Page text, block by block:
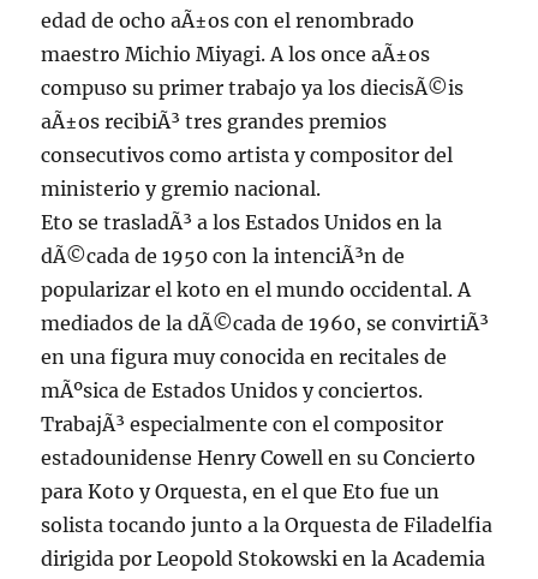
edad de ocho aÃ±os con el renombrado
maestro Michio Miyagi. A los once aÃ±os
compuso su primer trabajo ya los diecisÃ©is
aÃ±os recibiÃ³ tres grandes premios
consecutivos como artista y compositor del
ministerio y gremio nacional.
Eto se trasladÃ³ a los Estados Unidos en la
dÃ©cada de 1950 con la intenciÃ³n de
popularizar el koto en el mundo occidental. A
mediados de la dÃ©cada de 1960, se convirtiÃ³
en una figura muy conocida en recitales de
mÃºsica de Estados Unidos y conciertos.
TrabajÃ³ especialmente con el compositor
estadounidense Henry Cowell en su Concierto
para Koto y Orquesta, en el que Eto fue un
solista tocando junto a la Orquesta de Filadelfia
dirigida por Leopold Stokowski en la Academia